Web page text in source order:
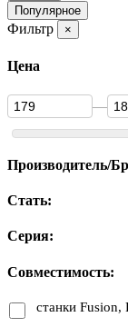
Популярное
Фильтр ×
Цена
—
Производитель/
Стать:
Серия:
Совместимость:
станки Fusion,